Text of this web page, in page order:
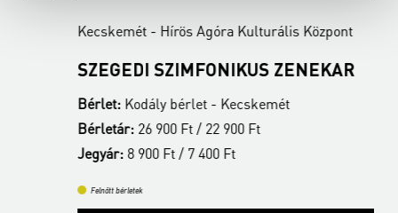
Kecskemét - Hírös Agóra Kulturális Központ
SZEGEDI SZIMFONIKUS ZENEKAR
Bérlet:Kodály bérlet - Kecskemét
Bérletár:26 900 Ft / 22 900 Ft
Jegyár:8 900 Ft / 7 400 Ft
Felnőtt bérletek